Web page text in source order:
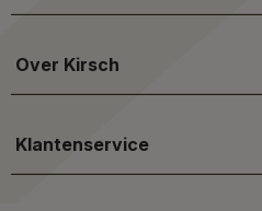
Over Kirsch
Klantenservice